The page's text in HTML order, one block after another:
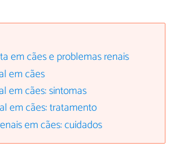
em cães e problemas renais
em cães
em cães: sintomas
em cães: tratamento
em cães: cuidados